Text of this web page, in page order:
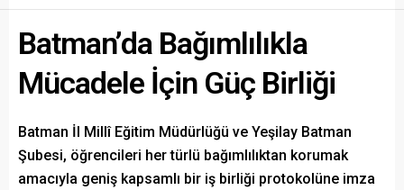
Batman’da Bağımlılıkla
Mücadele İçin Güç Birliği
Batman İl Millî Eğitim Müdürlüğü ve Yeşilay Batman
Şubesi, öğrencileri her türlü bağımlılıktan korumak
amacıyla geniş kapsamlı bir iş birliği protokolüne imza